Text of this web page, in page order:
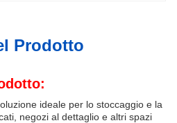
Prodotto
ideale per lo stoccaggio e la
negozi al dettaglio e altri spazi